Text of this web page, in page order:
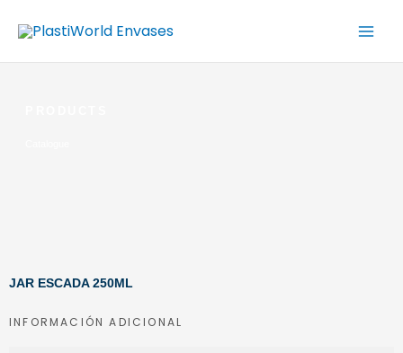
contenido
JAR ESCADA 250ML
INFORMACIÓN ADICIONAL